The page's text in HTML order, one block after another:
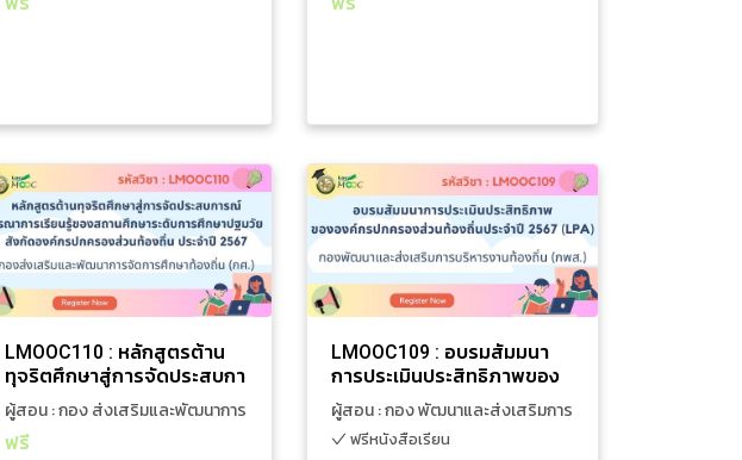
ประเมิน PISA
ประเมิน PISA
LMOOC110 : หลักสูตรต้าน
ทุจริตศึกษาสู่การจัดประสบกา
รณ์บูรณาการเรียนรู้ของสถาน
ศึกษาระดับการศึกษาปฐมวัย
สังกัดองค์กรปกครองส่วน
ผู้สอน : กอง ส่งเสริมและพัฒนาการ
จัดการศึกษาท้องถิ่น
ฟรี
หลักสูตรการอบรม
LMOOC110 : หลักสูตรต้าน
ทุจริตศึกษาสู่การจัดประสบกา
รณ์บูรณาการเรียนรู้ของสถาน
ศึกษาระดับการศึกษาปฐมวัย
สังกัดองค์กรปกครองส่วนท้อง
ถิ่น
ผู้สอน : กอง ส่ง
เสริมและพัฒนาการ
จัดการศึกษาท้องถิ่น
2 ชั่วโมง 15 นาที
LMOOC109 : อบรมสัมมนา
การประเมินประสิทธิภาพของ
องค์กรปกครองส่วนท้องถิ่น
ประจำปี 2567 (LPA)
ผู้สอน : กอง พัฒนาและส่งเสริมการ
บริหารงานท้องถิ่น
ฟรีหนังสือเรียน
หลักสูตรการอบรม
LMOOC109 : อบรมสัมมนา
การประเมินประสิทธิภาพของ
องค์กรปกครองส่วนท้องถิ่น
ประจำปี 2567 (LPA)
ผู้สอน : กอง พัฒนา
และส่งเสริมการ
บริหารงานท้องถิ่น
7 ชั่วโมง 41 นาที
ฟรีหนังสือเรียน